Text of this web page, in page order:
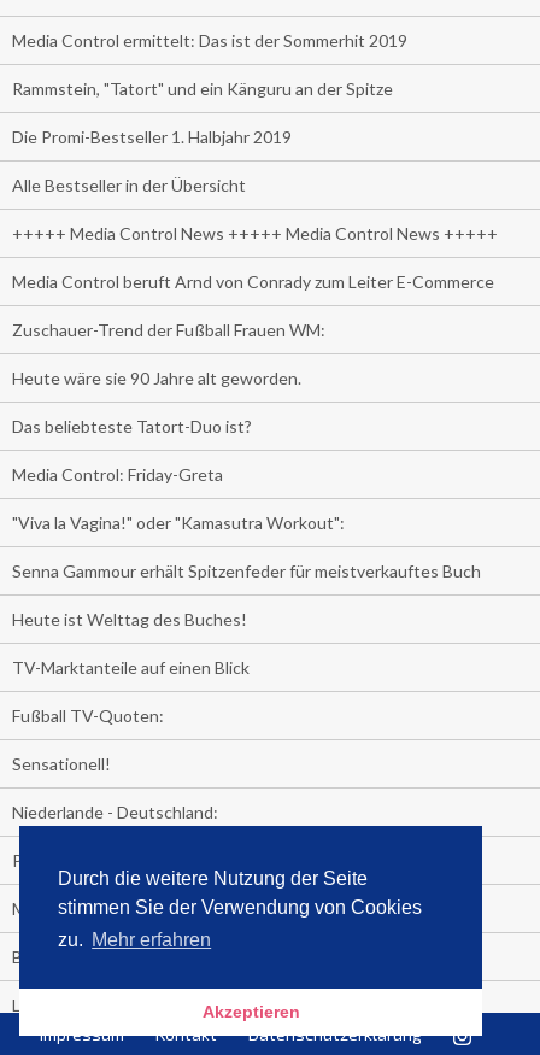
Durch die weitere Nutzung der Seite
stimmen Sie der Verwendung von Cookies
zu. Mehr erfahren
Akzeptieren
Media Control ermittelt: Das ist der Sommerhit 2019
Rammstein, "Tatort" und ein Känguru an der Spitze
Die Promi-Bestseller 1. Halbjahr 2019
Alle Bestseller in der Übersicht
+++++ Media Control News +++++ Media Control News +++++
Media Control beruft Arnd von Conrady zum Leiter E-Commerce
Zuschauer-Trend der Fußball Frauen WM:
Heute wäre sie 90 Jahre alt geworden.
Das beliebteste Tatort-Duo ist?
Media Control: Friday-Greta
"Viva la Vagina!" oder "Kamasutra Workout":
Senna Gammour erhält Spitzenfeder für meistverkauftes Buch
Heute ist Welttag des Buches!
TV-Marktanteile auf einen Blick
Fußball TV-Quoten:
Sensationell!
Niederlande - Deutschland:
PRESSEMITTEILUNG
Media Control eBook-Panel
BIATHLON-WM im TV
Lagerfelds N°5
Impressum Kontakt Datenschutzerklärung